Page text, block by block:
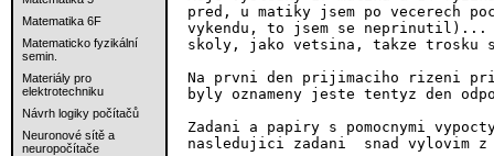
Matematika 6F
Matematicko fyzikální
semin.
Materiály pro
elektrotechniku
Návrh logiky počítačů
Neuronové sítě a
neuropočítače
pred, u matiky jsem po vecerech
vykendu, to jsem se neprinutil)...
skoly, jako vetsina, takze trosku
Na prvni den prijimaciho rizeni
byly oznameny jeste tentyz den
Zadani a papiry s pomocnymi
nasledujici zadani  snad vylovim z